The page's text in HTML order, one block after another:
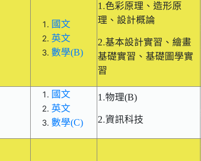
國文
英文
數學(B)
1.色彩原理、造形原
理、設計概論
2.基本設計實習、繪畫
基礎實習、基礎圖學實
習
國文
英文
數學(C)
1.物理(B)
2.資訊科技